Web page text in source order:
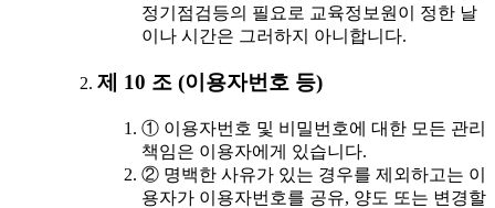
정기점검등의 필요로 교육정보원이 정한 날
이나 시간은 그러하지 아니합니다.
제 10 조 (이용자번호 등)
① 이용자번호 및 비밀번호에 대한 모든 관리
책임은 이용자에게 있습니다.
② 명백한 사유가 있는 경우를 제외하고는 이
용자가 이용자번호를 공유, 양도 또는 변경할